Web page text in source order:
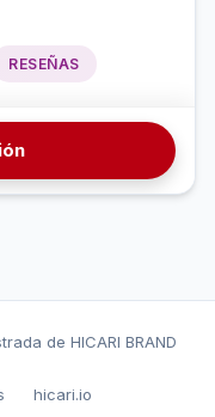
RESEÑAS
de HICARI BRAND
hicari.io